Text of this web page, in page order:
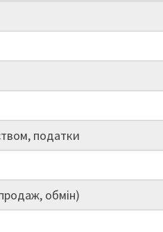
податки
обмін)